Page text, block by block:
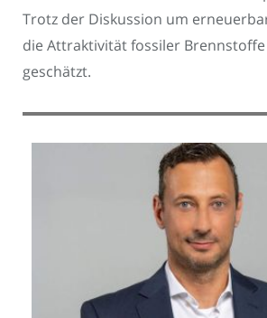
Trotz der Diskussion um
die Attraktivität fossiler
geschätzt.